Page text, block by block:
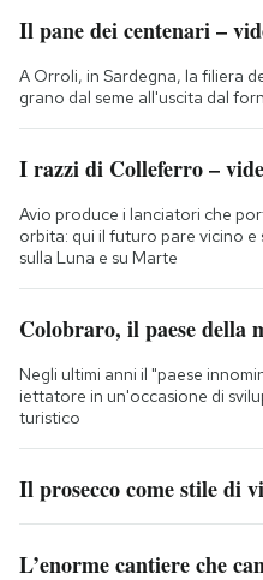
Il pane dei centenari –
A Orroli, in Sardegna, la filiera
grano dal seme all'uscita dal
I razzi di Colleferro –
Avio produce i lanciatori che
orbita: qui il futuro pare vicino
sulla Luna e su Marte
Colobraro, il paese della
Negli ultimi anni il "paese
iettatore in un'occasione di
turistico
Il prosecco come stile di
L’enorme cantiere che